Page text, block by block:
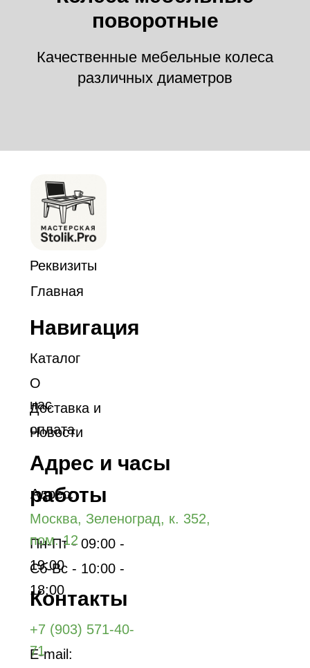
поворотные
Качественные мебельные колеса
различных диаметров
E-mail:
+7 (903) 571-40-
71
Пн-Пт - 09:00 -
19:00
Сб-Вс - 10:00 -
18:00
Адрес:
Доставка и
оплата
Новости
О
нас
Каталог
Реквизиты
Контакты
Адрес и часы
работы
Навигация
Москва, Зеленоград, к. 352,
пом. 12
Главная